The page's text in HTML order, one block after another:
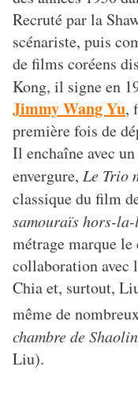
Recruté par la
scénariste, puis
de films coréens
Kong, il signe en
Jimmy Wang Yu,
première fois de
Il enchaîne avec
envergure, Le Trio
classique du film
samouraïs hors-
métrage marque
collaboration avec
Chia et, surtout,
même de
chambre de Shaolin
Liu).